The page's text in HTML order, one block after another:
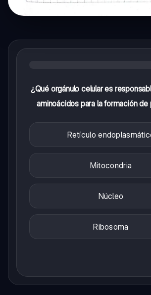
¿Qué orgánulo celular es
aminoácidos para la formación de
Retículo
Mitocondria
Núcleo
Ribosoma